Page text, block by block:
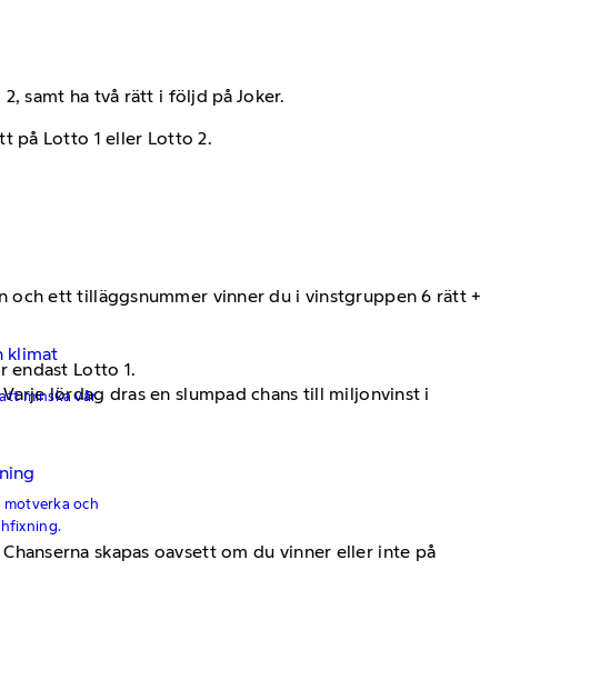
klimat
minska vår
och
samt ha två rätt i följd på Joker.
på Lotto 1 eller Lotto 2.
och ett tilläggsnummer vinner du i vinstgruppen 6 rätt +
endast Lotto 1.
lördag dras en slumpad chans till miljonvinst i
skapas oavsett om du vinner eller inte på